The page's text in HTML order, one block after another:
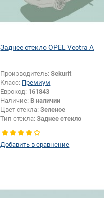
Заднее стекло OPEL Vectra A
Производитель:Sekurit
Класс: Премиум
Еврокод: 161843
Наличие: В наличии
Цвет стекла:Зеленое
Тип стекла:Заднее стекло
Добавить в сравнение